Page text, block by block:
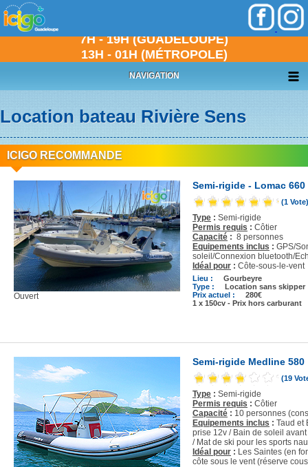
7H - 19H (GUADELOUPE)
13H - 01H (MÉTROPOLE)
NAVIGATION
Location bateau Rivière Sens
ICIGO RECOMMANDE
Ouvert
Semi-rigide - Lomac 660
(1 Vote)
Type : Semi-rigide
Permis requis : Côtier
Capacité : 8 personnes
Equipements inclus : GPS/
soleil/Connexion bluetooth/
Idéal pour : Côte-sous-le-vent
Lieu :
Gourbeyre
Type :
Location sans skipper
Prix actuel :
280€
1 x 150cv - Prix hors carburant
Semi-rigide Medline 580
(19
Type : Semi-rigide
Permis requis : Côtier
Capacité : 10 personnes
Equipements inclus : Taud et
prise 12v / Bain de soleil
/ Mat de ski pour les sports
Idéal pour : Les Saintes (en
côte sous le vent (réserve